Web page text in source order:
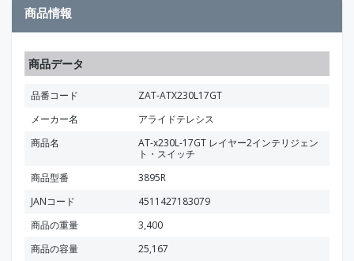
商品情報
商品データ
品番コード
ZAT-ATX230L17GT
メーカー名
アライドテレシス
商品名
AT-x230L-17GT レイヤー2インテリジェン
ト・スイッチ
商品型番
3895R
JANコード
4511427183079
商品の重量
3,400
商品の容量
25,167